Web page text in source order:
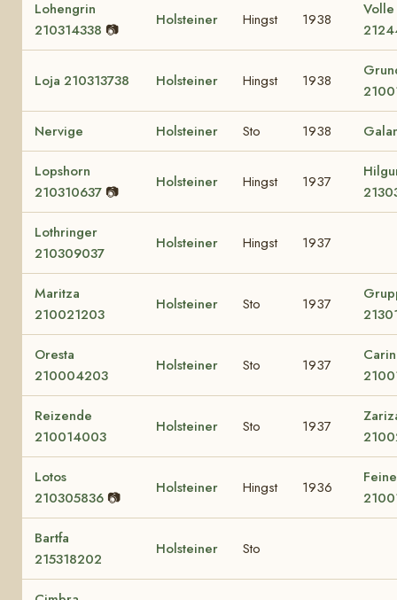
Lohengrin
210314338 📷
Holsteiner Hingst 1938
Volle
Loja 210313738 Holsteiner Hingst 1938
Nervige Holsteiner Sto 1938
Lopshorn
210310637 📷
Holsteiner Hingst 1937
Lothringer
210309037
Holsteiner Hingst 1937
Maritza
210021203
Holsteiner Sto 1937
Oresta
210004203
Holsteiner Sto 1937
Carin
Reizende
210014003
Holsteiner Sto 1937
Lotos
210305836 📷
Holsteiner Hingst 1936
Feine
Bartfa
215318202
Holsteiner Sto